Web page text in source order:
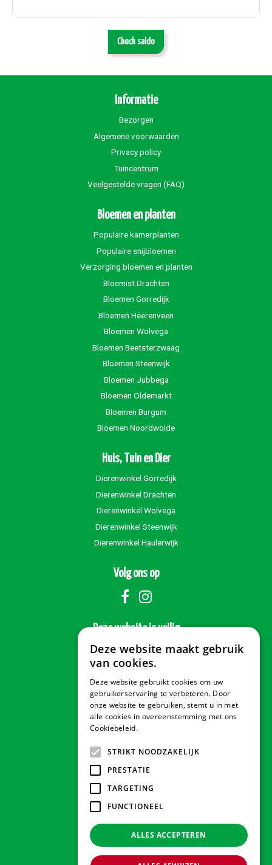
Check saldo
Informatie
Bezorgen
Algemene voorwaarden
Privacy policy
Tuincentrum
Veelgestelde vragen (FAQ)
Bloemen en planten
Populaire kamerplanten
Populaire snijbloemen
Verzorging bloemen en planten
Bloemist Drachten
Bloemen Gorredijk
Bloemen Heerenveen
Bloemen Wolvega
Bloemen Beetsterzwaag
Bloemen Steenwijk
Bloemen Jubbega
Bloemen Oldemarkt
Bloemen Burgum
Bloemen Noordwolde
Huis, Tuin en Dier
Dierenwinkel Gorredijk
Dierenwinkel Drachten
Dierenwinkel Wolvega
Dierenwinkel Steenwijk
Dierenwinkel Haulerwijk
Volg ons op
Deze website is veilig
Veilig betalen
Contact & Openingstijden
Tuindorado Gorredijk
Tuindorado Wolvega
Deze website maakt gebruik
van cookies.
Deze website gebruikt cookies om uw
gebruikerservaring te verbeteren. Door
onze website te gebruiken, stemt u in met
alle cookies in overeenstemming met ons
Cookiebeleid.
STRIKT NOODZAKELIJK
PRESTATIE
TARGETING
FUNCTIONEEL
ALLES ACCEPTEREN